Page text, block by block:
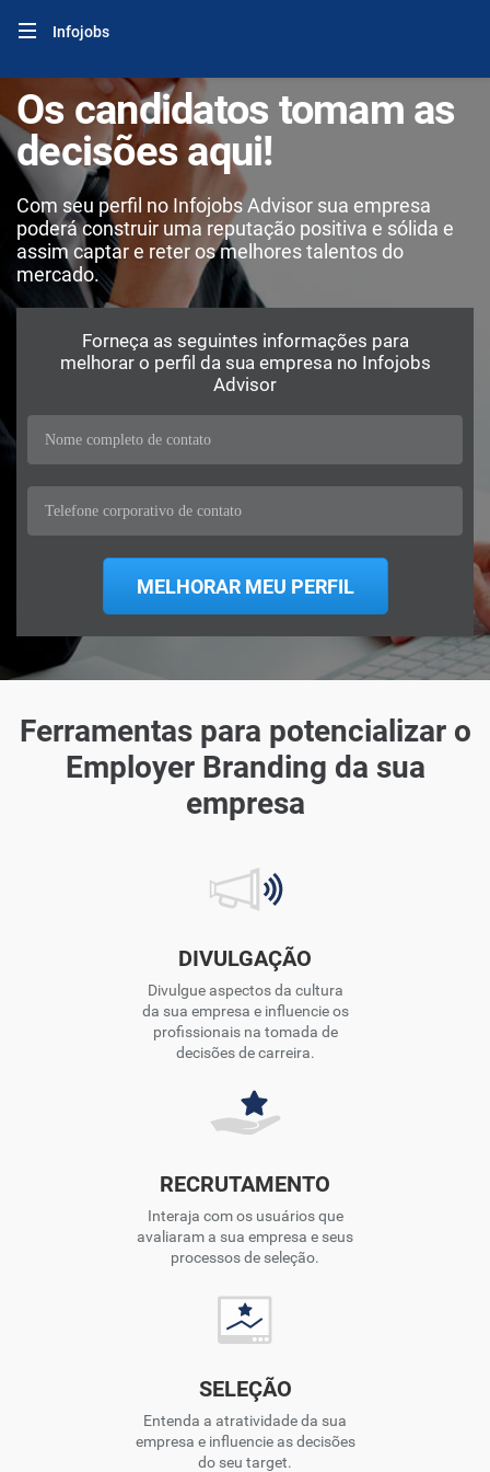
Infojobs
Os candidatos tomam as
decisões aqui!
Com seu perfil no Infojobs Advisor sua empresa
poderá construir uma reputação positiva e sólida e
assim captar e reter os melhores talentos do
mercado.
Forneça as seguintes informações para
melhorar o perfil da sua empresa no Infojobs
Advisor
Ferramentas para potencializar o
Employer Branding da sua
empresa
DIVULGAÇÃO
Divulgue aspectos da cultura
da sua empresa e influencie os
profissionais na tomada de
decisões de carreira.
RECRUTAMENTO
Interaja com os usuários que
avaliaram a sua empresa e seus
processos de seleção.
SELEÇÃO
Entenda a atratividade da sua
empresa e influencie as decisões
do seu target.